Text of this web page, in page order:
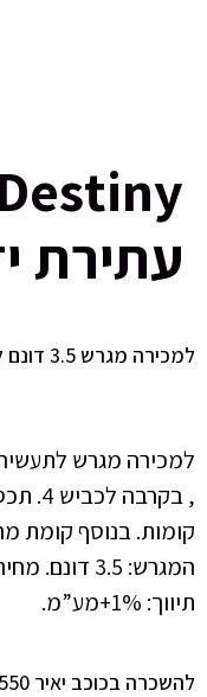
Destiny:
עתירת
למכירה מגרש 3.5 דונם לתעשיה ואחסנה באבן יהודה
למכירה מגרש
תיווך: 1%+מע”מ.
להשכרה בכוכב יאיר 550 מ”ר לתעשיית ההייטק ומישרדים